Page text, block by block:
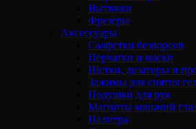
Вытяжки
Фрезеры
Аксессуары
Салфетки безворсов
Перчатки и маски
Щетки, дозаторы и
Зажимы для снятия
Подушки для рук
Магниты кошачий глаз
Палитра